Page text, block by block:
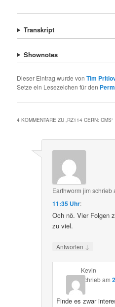
Transkript
Shownotes
Dieser Eintrag wurde vonTim
Setze ein Lesezeichen für den
4 KOMMENTARE ZU „ RZ114 CERN: CMS“
Earthworm jim schrieb
11:35 Uhr:
Och nö. Vier Folgen
zu viel.
Antworten ↓
Kevin
schriebam
Finde es zwar